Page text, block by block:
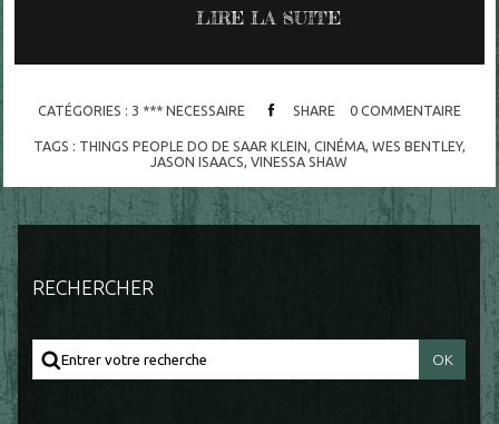
LIRE LA SUITE
CATÉGORIES : 3 *** NECESSAIRE SHARE 0 COMMENTAIRE
TAGS : THINGS PEOPLE DO DE SAAR KLEIN, CINÉMA, WES BENTLEY,
JASON ISAACS,VINESSA SHAW
RECHERCHER